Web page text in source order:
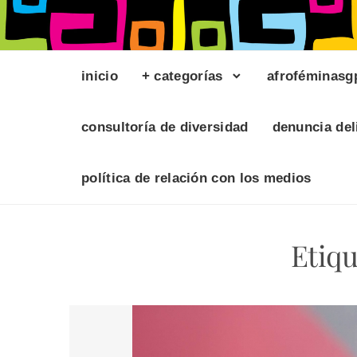
inicio + categorías
consultoría de diversidad denuncia
política de relación con los medios